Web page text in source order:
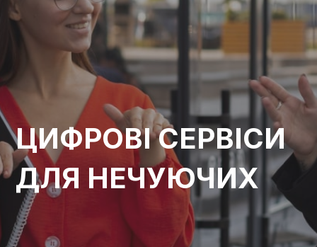
ЦИФРОВІ СЕРВІСИ
ДЛЯ НЕЧУЮЧИХ